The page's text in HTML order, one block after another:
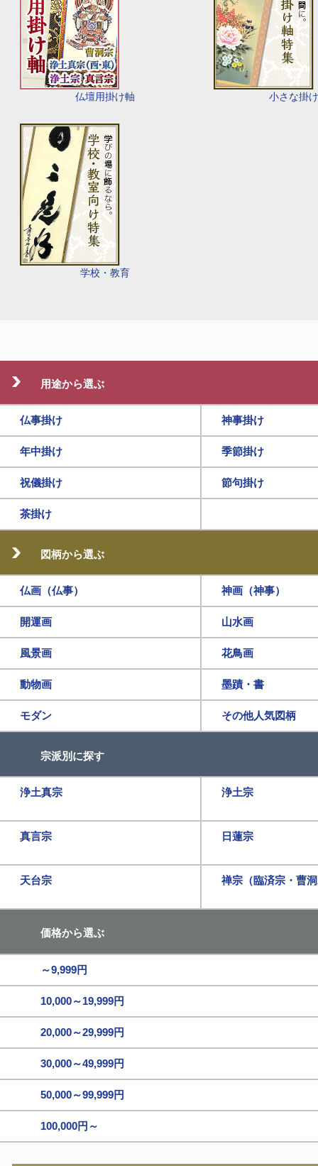
仏壇用掛け軸 小さな掛
学校・教育
用途から選ぶ
仏事掛け 神事掛け
年中掛け 季節掛け
祝儀掛け 節句掛け
茶掛け
図柄から選ぶ
仏画（仏事） 神画（神事）
開運画 山水画
風景画 花鳥画
動物画 墨蹟・書
モダン その他人気図柄
宗派別に探す
浄土真宗 浄土宗
真言宗 日蓮宗
天台宗 禅宗（臨済宗・曹
価格から選ぶ
～9,999円
10,000～19,999円
20,000～29,999円
30,000～49,999円
50,000～99,999円
100,000円～